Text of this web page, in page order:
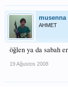
musenna
AHMET
öğlen ya da sabah
19 Ağustos 2008